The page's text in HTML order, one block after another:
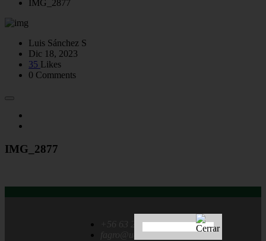
IMG_2877
Luis Sánchez S
Dic 18, 2023
35 Likes
0 Comments
IMG_2877
+56 63 222 1237
fagro@uach.cl